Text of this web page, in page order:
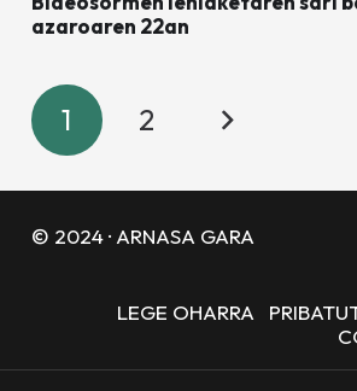
azaroaren 22an
1 2
© 2024 · ARNASA GARA
LEGE OHARRA